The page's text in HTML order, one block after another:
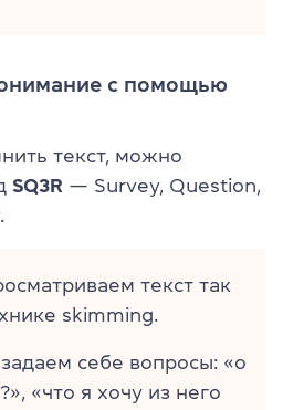
с помощью
текст, можно
SQ3R — Survey, Question,
текст так
skimming.
себе вопросы: «о
«что я хочу из него